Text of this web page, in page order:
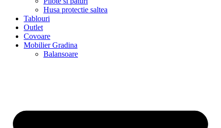
Husa protectie saltea
Tablouri
Outlet
Covoare
Mobilier Gradina
Balansoare